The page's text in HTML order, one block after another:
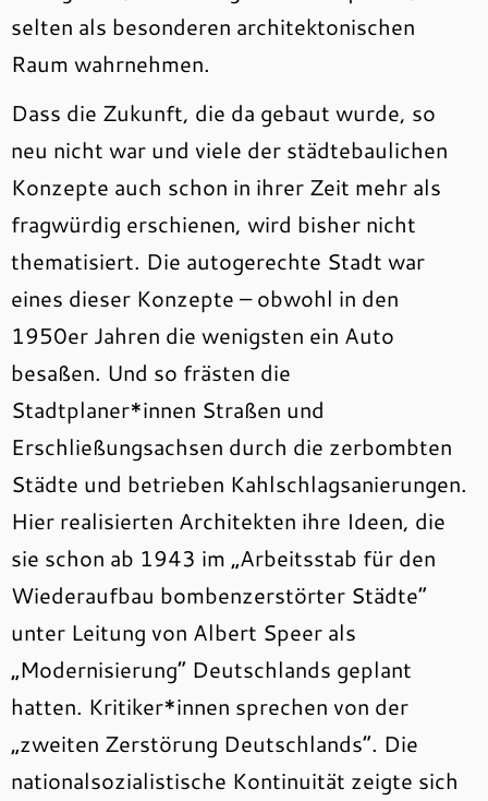
selten als besonderen architektonischen
Raum wahrnehmen.
Dass die Zukunft, die da gebaut wurde, so
neu nicht war und viele der städtebaulichen
Konzepte auch schon in ihrer Zeit mehr als
fragwürdig erschienen, wird bisher nicht
thematisiert. Die autogerechte Stadt war
eines dieser Konzepte – obwohl in den
1950er Jahren die wenigsten ein Auto
besaßen. Und so frästen die
Stadtplaner*innen Straßen und
Erschließungsachsen durch die zerbombten
Städte und betrieben Kahlschlagsanierungen.
Hier realisierten Architekten ihre Ideen, die
sie schon ab 1943 im „Arbeitsstab für den
Wiederaufbau bombenzerstörter Städte“
unter Leitung von Albert Speer als
„Modernisierung“ Deutschlands geplant
hatten. Kritiker*innen sprechen von der
„zweiten Zerstörung Deutschlands“. Die
nationalsozialistische Kontinuität zeigte sich